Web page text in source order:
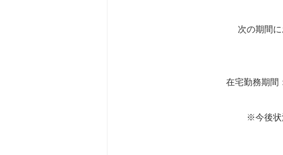
次の期間
在宅勤務期間
※今後状